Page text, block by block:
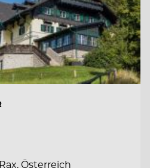
Österreich